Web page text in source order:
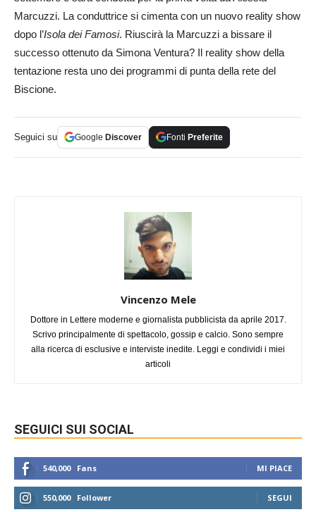
Marcuzzi. La conduttrice si cimenta con un nuovo reality show
dopo l’Isola dei Famosi. Riuscirà la Marcuzzi a bissare il
successo ottenuto da Simona Ventura? Il reality show della
tentazione resta uno dei programmi di punta della rete del
Biscione.
Seguici su Google Discover Fonti Preferite
Vincenzo Mele
Dottore in Lettere moderne e giornalista pubblicista da aprile 2017.
Scrivo principalmente di spettacolo, gossip e calcio. Sono sempre
alla ricerca di esclusive e interviste inedite. Leggi e condividi i miei
articoli
SEGUICI SUI SOCIAL
540,000 Fans MI PIACE
550,000 Follower SEGUI